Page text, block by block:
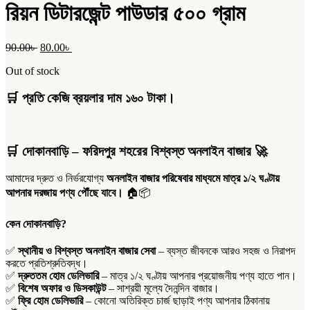
রিয়ন ‍ডিটারজেন্ট পাউডার ৫০০ গ্রাম
90.00৳ Original
was:
80.00৳
Out of stock
🛒 প্রতি কেজি ব্রয়লার দাম ১৬০ টাকা।
🛒 দোকানবাড়ি – ফরিদপুর শহরের বিশ্বস্ত অনলাইন বাজার🚀
আমাদের দ্রুত ও নির্ভরযোগ্য অনলাইন বাজার পরিষেবার মাধ্যমে মাত্র ১/২ ঘণ্টায়
আপনার দরজায় পণ্য পৌঁছে যাবে। 🏠📦
কেন দোকানবাড়ি?
✅স্থানীয় ও বিশ্বস্ত অনলাইন বাজার সেবা– ব্যস্ত জীবনকে আরও সহজ ও নিরাপদ
করতে প্রতিশ্রুতিবদ্ধ।
✅দ্রুততম হোম ডেলিভারি– মাত্র ১/২ ঘণ্টায় আপনার প্রয়োজনীয় পণ্য হাতে পান।
✅ বিশেষ অফার ও ডিসকাউন্ট– সাশ্রয়ী মূল্যে দৈনন্দিন বাজার।
✅ ফ্রি হোম ডেলিভারি– কোনো অতিরিক্ত চার্জ ছাড়াই পণ্য আপনার ঠিকানায়